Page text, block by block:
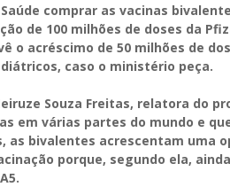
comprar as vacinas
de 100 milhões de doses da
o acréscimo de 50 milhões de
caso o ministério peça.
Souza Freitas, relatora do
em várias partes do mundo e
bivalentes acrescentam uma
porque, segundo ela,